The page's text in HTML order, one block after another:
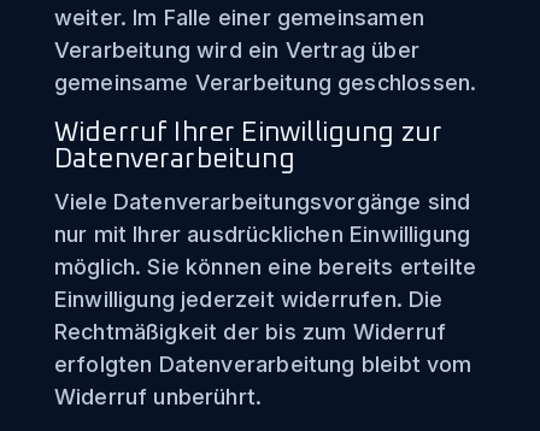
weiter. Im Falle einer gemeinsamen
Verarbeitung wird ein Vertrag über
gemeinsame Verarbeitung geschlossen.
Widerruf Ihrer Einwilligung zur
Datenverarbeitung
Viele Datenverarbeitungsvorgänge sind
nur mit Ihrer ausdrücklichen Einwilligung
möglich. Sie können eine bereits erteilte
Einwilligung jederzeit widerrufen. Die
Rechtmäßigkeit der bis zum Widerruf
erfolgten Datenverarbeitung bleibt vom
Widerruf unberührt.